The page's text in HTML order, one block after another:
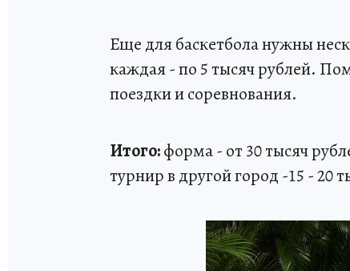
Еще для баскетбола нужны
каждая - по 5 тысяч рублей.
поездки и соревнования.
Итого:форма - от 30 тысяч
турнир в другой город -15 - 20